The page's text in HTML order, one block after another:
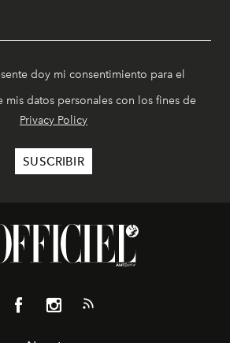
doy mi consentimiento para el
mis datos personales con los fines de
Privacy Policy